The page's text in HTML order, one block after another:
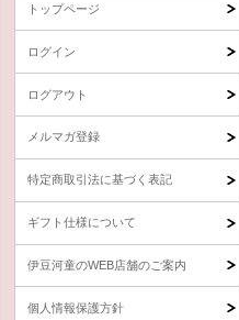
トップページ
ログイン
ログアウト
メルマガ登録
特定商取引法に基づく表記
ギフト仕様について
伊豆河童のWEB店舗のご案内
個人情報保護方針